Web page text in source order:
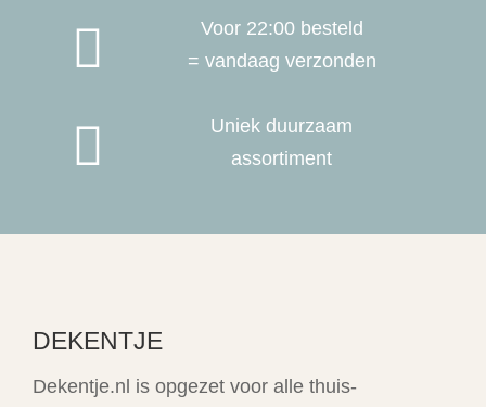

Voor 22:00 besteld
= vandaag verzonden

Uniek duurzaam
assortiment
DEKENTJE
Dekentje.nl is opgezet voor alle thuis-